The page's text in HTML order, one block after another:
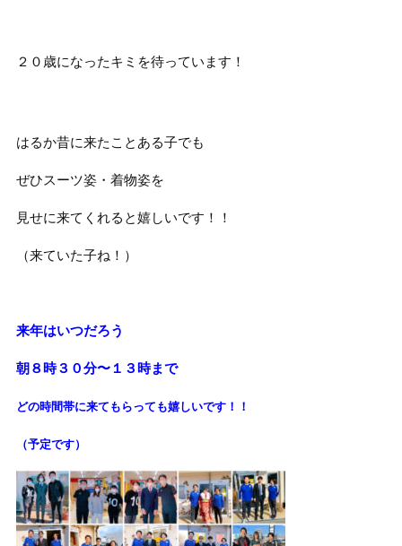
２０歳になったキミを待っています！
はるか昔に来たことある子でも
ぜひスーツ姿・着物姿を
見せに来てくれると嬉しいです！！
（来ていた子ね！）
来年はいつだろう
朝８時３０分〜１３時まで
どの時間帯に来てもらっても嬉しいです！！
（予定です）